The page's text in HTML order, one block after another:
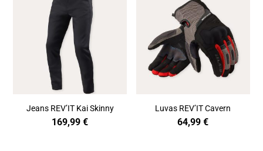
Jeans REV’IT Kai Skinny
169,99€
Luvas REV’IT Cavern
64,99€